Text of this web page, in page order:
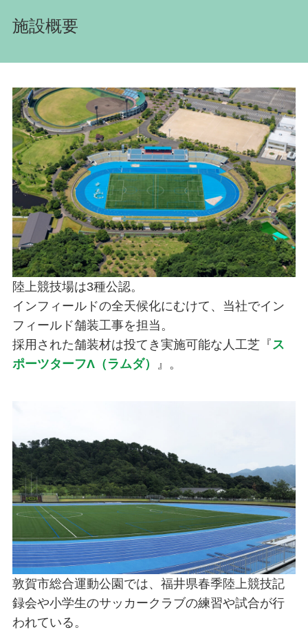
施設概要
陸上競技場は3種公認。
インフィールドの全天候化にむけて、当社でイン
フィールド舗装工事を担当。
採用された舗装材は投てき実施可能な人工芝『ス
ポーツターフΛ（ラムダ）
』。
敦賀市総合運動公園では、福井県春季陸上競技記
録会や小学生のサッカークラブの練習や試合が行
われている。